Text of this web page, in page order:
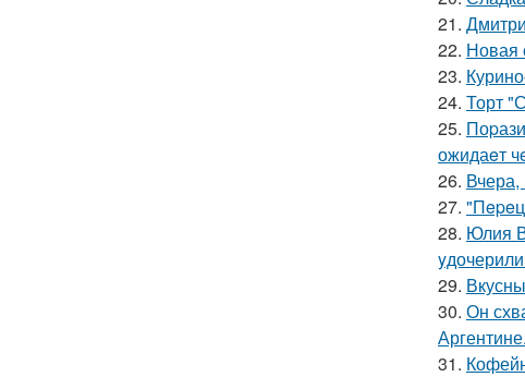
21.
22. Новая
23.
24. Торт
25.
ожидаeт
26.
27.
28. Юлия
29.
30. Он
Аргентине.
31.